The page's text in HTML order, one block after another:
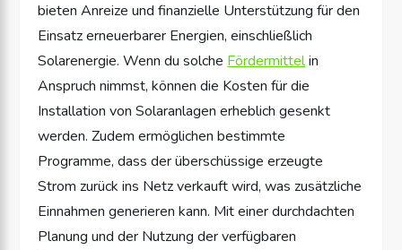
bieten Anreize und finanzielle Unterstützung für den
Einsatz erneuerbarer Energien, einschließlich
Solarenergie. Wenn du solcheFördermittelin
Anspruch nimmst, können die Kosten für die
Installation von Solaranlagen erheblich gesenkt
werden. Zudem ermöglichen bestimmte
Programme, dass der überschüssige erzeugte
Strom zurück ins Netz verkauft wird, was zusätzliche
Einnahmen generieren kann. Mit einer durchdachten
Planung und der Nutzung der verfügbaren